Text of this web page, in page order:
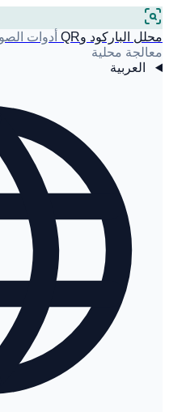
محلل الباركود وQR
أدوات
معالجة محلية
العربية